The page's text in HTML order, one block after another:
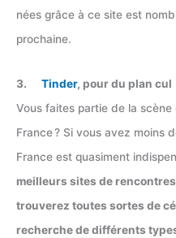
nées grâce à ce site est
prochaine.
3. Tinder, pour du plan cul
Vous faites partie de la
France ? Si vous avez moins
France est quasiment
meilleurs sites de
trouverez toutes sortes de
recherche de différents